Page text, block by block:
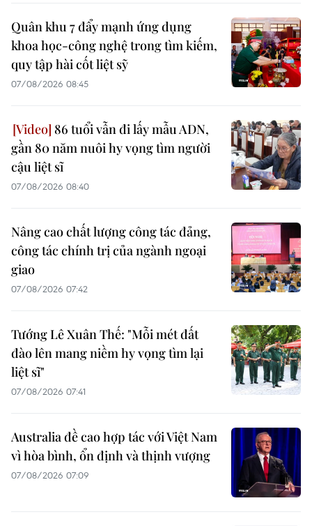
Quân khu 7 đẩy mạnh ứng dụng
khoa học-công nghệ trong tìm kiếm,
quy tập hài cốt liệt sỹ
07/08/2026 08:45
86 tuổi vẫn đi lấy mẫu ADN,
gần 80 năm nuôi hy vọng tìm người
cậu liệt sĩ
07/08/2026 08:40
Nâng cao chất lượng công tác đảng,
công tác chính trị của ngành ngoại
giao
07/08/2026 07:42
Tướng Lê Xuân Thế: "Mỗi mét đất
đào lên mang niềm hy vọng tìm lại
liệt sĩ"
07/08/2026 07:41
Australia đề cao hợp tác với Việt Nam
vì hòa bình, ổn định và thịnh vượng
07/08/2026 07:09